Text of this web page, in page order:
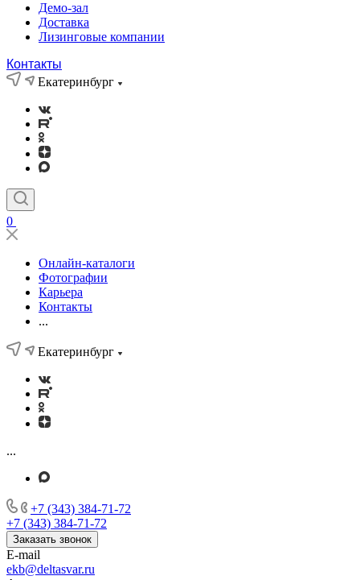
Демо-зал
Доставка
Лизинговые компании
Контакты
Екатеринбург
0
Онлайн-каталоги
Фотографии
Карьера
Контакты
...
Екатеринбург
...
+7 (343) 384-71-72
+7 (343) 384-71-72
Заказать звонок
E-mail
ekb@deltasvar.ru